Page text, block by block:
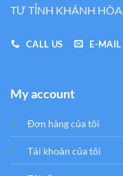
TƯ TỈNH KHÁNH HÒA
CALL US E-MAIL
My account
Đơn hàng của tôi
Tải khoản của tôi